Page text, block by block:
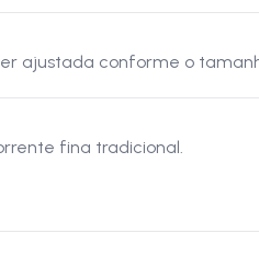
ajustada conforme o
fina tradicional.